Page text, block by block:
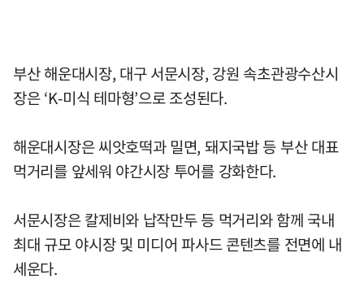
부산 해운대시장, 대구 서문시장, 강원 속초관광수산시
장은 ‘K-미식 테마형’으로 조성된다.
해운대시장은 씨앗호떡과 밀면, 돼지국밥 등 부산 대표
먹거리를 앞세워 야간시장 투어를 강화한다.
서문시장은 칼제비와 납작만두 등 먹거리와 함께 국내
최대 규모 야시장 및 미디어 파사드 콘텐츠를 전면에 내
세운다.